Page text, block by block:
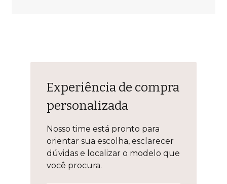
Experiência de compra
personalizada
Nosso time está pronto para
orientar sua escolha, esclarecer
dúvidas e localizar o modelo que
você procura.